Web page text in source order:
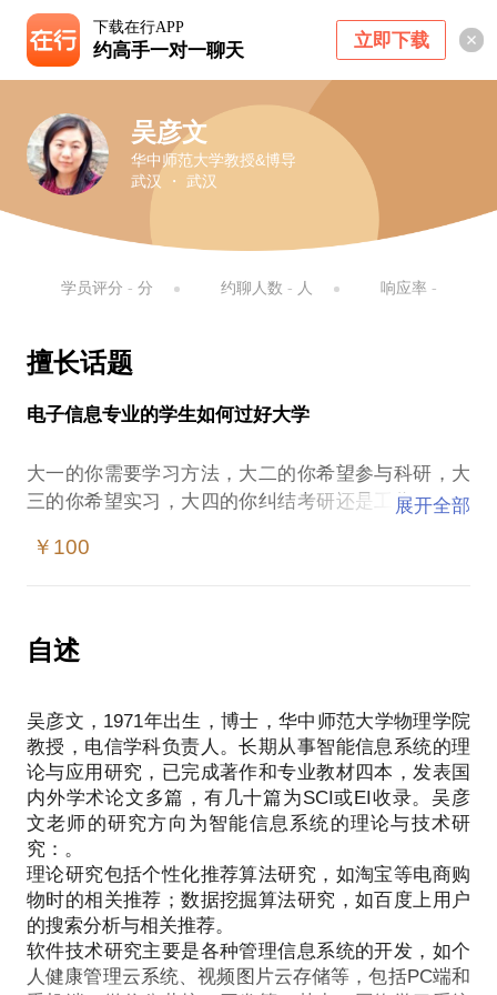
下载在行APP
约高手一对一聊天 立即下载
吴彦文
华中师范大学教授&博导
武汉 ・ 武汉
学员评分 - 分 约聊人数 - 人 响应率 -
擅长话题
电子信息专业的学生如何过好大学
大一的你需要学习方法，大二的你希望参与科研，大
三的你希望实习，大四的你纠结考研还是工作，研一
果，研三的你学位论文总是心中痛……
分答链接
例如：大学应该开设哪些数据库课程——主流数据库
http://mp.weixin.qq.com/s?
展开全部
￥100
自述
吴彦文，1971年出生，博士，华中师范大学物理学院
教授，电信学科负责人。长期从事智能信息系统的理
论与应用研究，已完成著作和专业教材四本，发表国
内外学术论文多篇，有几十篇为SCI或EI收录。吴彦
文老师的研究方向为智能信息系统的理论与技术研
究：。
理论研究包括个性化推荐算法研究，如淘宝等电商购
物时的相关推荐；数据挖掘算法研究，如百度上用户
的搜索分析与相关推荐。
软件技术研究主要是各种管理信息系统的开发，如个
人健康管理云系统、视频图片云存储等，包括PC端和